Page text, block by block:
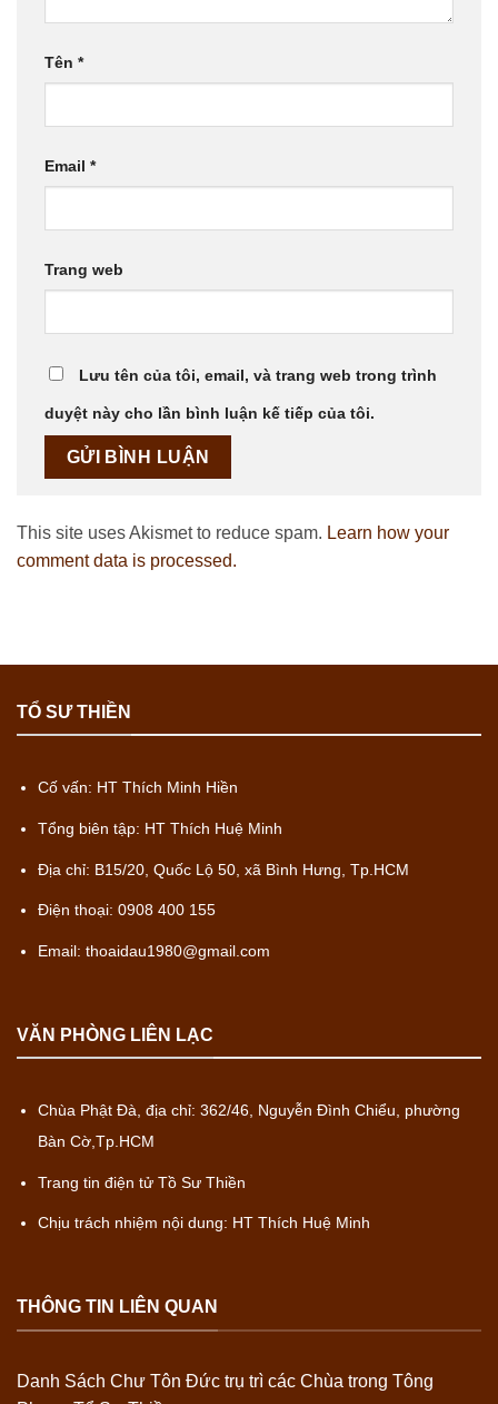
Tên *
Email *
Trang web
Lưu tên của tôi, email, và trang web trong trình
duyệt này cho lần bình luận kế tiếp của tôi.
This site uses Akismet to reduce spam. Learn how your
comment data is processed.
TỔ SƯ THIỀN
Cố vấn: HT Thích Minh Hiền
Tổng biên tập: HT Thích Huệ Minh
Địa chỉ: B15/20, Quốc Lộ 50, xã Bình Hưng, Tp.HCM
Điện thoại: 0908 400 155
Email: thoaidau1980@gmail.com
VĂN PHÒNG LIÊN LẠC
Chùa Phật Đà, địa chỉ: 362/46, Nguyễn Đình Chiểu, phường
Bàn Cờ,Tp.HCM
Trang tin điện tử Tồ Sư Thiền
Chịu trách nhiệm nội dung: HT Thích Huệ Minh
THÔNG TIN LIÊN QUAN
Danh Sách Chư Tôn Đức trụ trì các Chùa trong Tông